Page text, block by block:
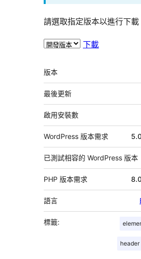
請選取指定版本以進行下載
下載
中
繼
資
料
版本
最後更新
啟用安裝數
WordPress 版本需求
已測試相容的 WordPress 版本
PHP 版本需求
語言
標籤:
header